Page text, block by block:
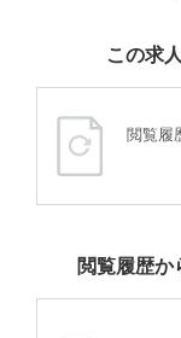
この求
閲覧履
閲覧履歴か